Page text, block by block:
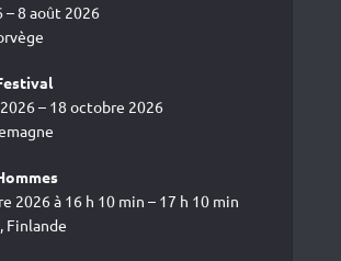
– 8 août 2026
– 18 octobre 2026
2026 à 16 h 10 min – 17 h 10 min
Finlande